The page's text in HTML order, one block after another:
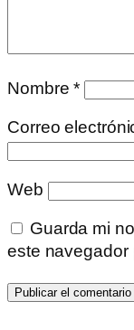
Nombre*
Correo
Web
Guarda mi
este navegador